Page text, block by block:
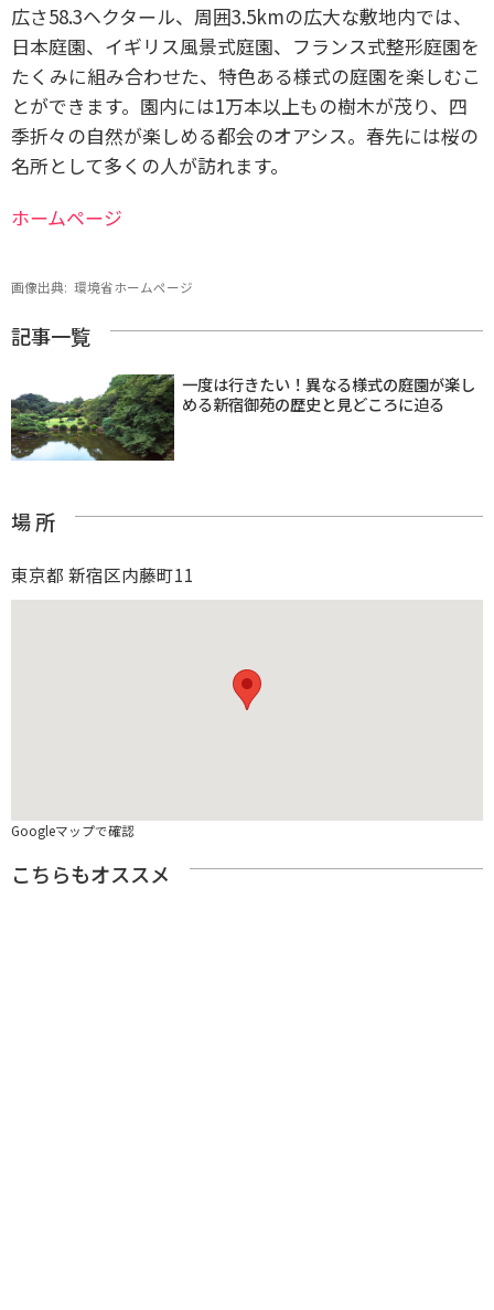
広さ58.3ヘクタール、周囲3.5kmの広大な敷地内では、
日本庭園、イギリス風景式庭園、フランス式整形庭園を
たくみに組み合わせた、特色ある様式の庭園を楽しむこ
とができます。園内には1万本以上もの樹木が茂り、四
季折々の自然が楽しめる都会のオアシス。春先には桜の
名所として多くの人が訪れます。
ホームページ
画像出典: 環境省ホームページ
記事一覧
一度は行きたい！異なる様式の庭園が楽し
める新宿御苑の歴史と見どころに迫る
場 所
東京都 新宿区内藤町11
Googleマップで確認
こちらもオススメ